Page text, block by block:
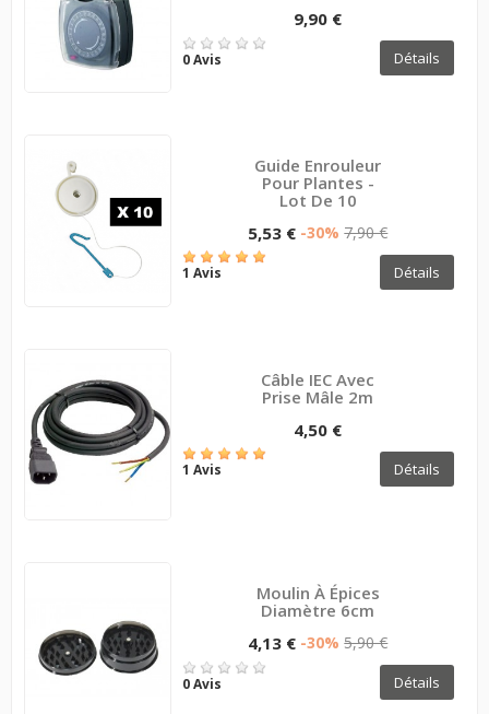
9,90 €
0 Avis Détails
Guide Enrouleur
Pour Plantes -
Lot De 10
5,53 € -30% 7,90 €
1 Avis Détails
Câble IEC Avec
Prise Mâle 2m
4,50 €
1 Avis Détails
Moulin À Épices
Diamètre 6cm
4,13 € -30% 5,90 €
0 Avis Détails